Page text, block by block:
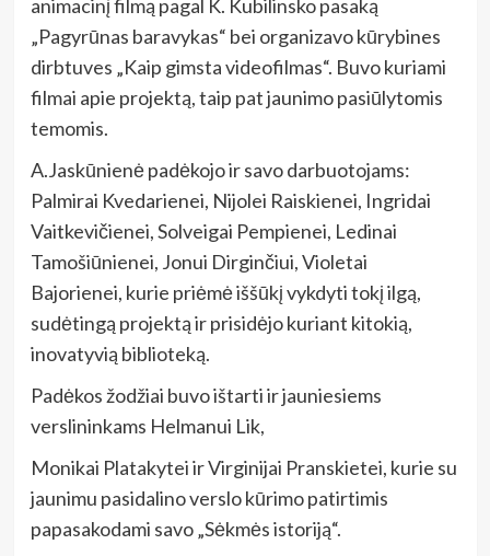
animacinį filmą pagal K. Kubilinsko pasaką
„Pagyrūnas baravykas“ bei organizavo kūrybines
dirbtuves „Kaip gimsta videofilmas“. Buvo kuriami
filmai apie projektą, taip pat jaunimo pasiūlytomis
temomis.
A.Jaskūnienė padėkojo ir savo darbuotojams:
Palmirai Kvedarienei, Nijolei Raiskienei, Ingridai
Vaitkevičienei, Solveigai Pempienei, Ledinai
Tamošiūnienei, Jonui Dirginčiui, Violetai
Bajorienei, kurie priėmė iššūkį vykdyti tokį ilgą,
sudėtingą projektą ir prisidėjo kuriant kitokią,
inovatyvią biblioteką.
Padėkos žodžiai buvo ištarti ir jauniesiems
verslininkams Helmanui Lik,
Monikai Platakytei ir Virginijai Pranskietei, kurie su
jaunimu pasidalino verslo kūrimo patirtimis
papasakodami savo „Sėkmės istoriją“.